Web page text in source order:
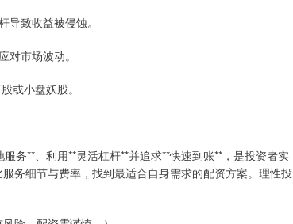
致收益被侵蚀。
市场波动。
或小盘妖股。
务**、利用**灵活杠杆**并追求**快速到账**，是投资者实
务细节与费率，找到最适合自身需求的配资方案。理性投